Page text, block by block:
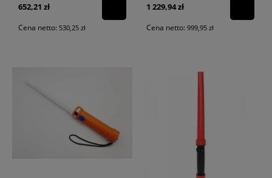
652,21 zł
Cena netto: 530,25 zł
1 229,94 zł
Cena netto: 999,95 zł